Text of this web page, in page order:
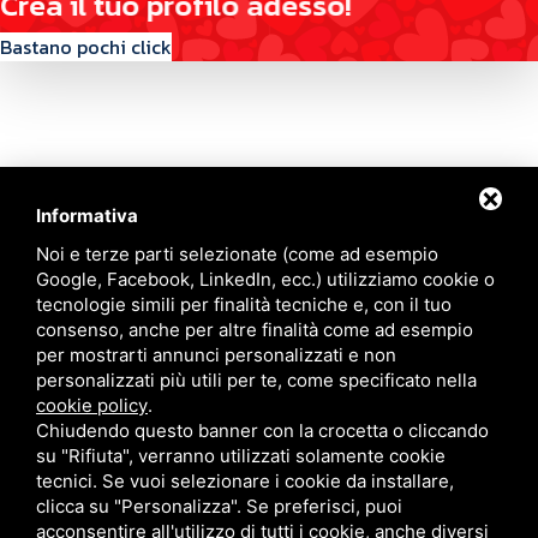
Informativa
Noi e terze parti selezionate (come ad esempio
Google, Facebook, LinkedIn, ecc.) utilizziamo cookie o
tecnologie simili per finalità tecniche e, con il tuo
consenso, anche per altre finalità come ad esempio
per mostrarti annunci personalizzati e non
personalizzati più utili per te, come specificato nella
cookie policy.
Chiudendo questo banner con la crocetta o cliccando
su "Rifiuta", verranno utilizzati solamente cookie
tecnici. Se vuoi selezionare i cookie da installare,
clicca su "Personalizza". Se preferisci, puoi
acconsentire all'utilizzo di tutti i cookie, anche diversi
Bastano pochi click
Contattaci
Via Quinto Bucci, 205, 47521 Cesena (FC)
+39 0543 31536
+39 320 6635083
info@amiciziaeamore.it
Links
Chi siamo
Crea il tuo profilo
Annunci
Blog